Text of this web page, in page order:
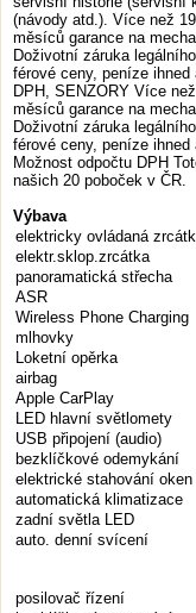
(návody atd.). Více než
měsíců garance na
Doživotní záruka
férové ceny, peníze
DPH, SENZORY Více
měsíců garance na
Doživotní záruka
férové ceny, peníze
Možnost odpočtu DPH
našich 20 poboček v ČR.
Výbava
elektricky ovládaná
elektr.sklop.zrcátka
panoramatická střecha
ASR
Wireless Phone Charging
mlhovky
Loketní opěrka
airbag
Apple CarPlay
LED hlavní světlomety
USB připojení (audio)
bezklíčkové odemykání
elektrické stahování oken
automatická klimatizace
zadní světla LED
auto. denní svícení
posilovač řízení